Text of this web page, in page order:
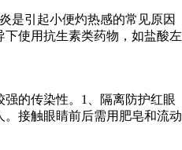
是引起小便灼热感的常见原因
使用抗生素类药物，如盐酸左
的传染性。1、隔离防护红眼
接触眼睛前后需用肥皂和流动